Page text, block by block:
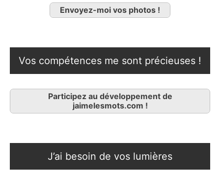
Envoyez-moi vos photos !
Vos compétences me sont précieuses !
Participez au développement de
jaimelesmots.com !
J’ai besoin de vos lumières